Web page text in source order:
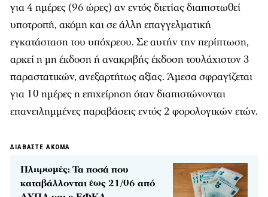
για 4 ημέρες (96 ώρες) αν εντός διετίας διαπιστωθεί
υποτροπή, ακόμη και σε άλλη επαγγελματική
εγκατάσταση του υπόχρεου. Σε αυτήν την περίπτωση,
αρκεί η μη έκδοση ή ανακριβής έκδοση τουλάχιστον 3
παραστατικών, ανεξαρτήτως αξίας. Άμεσα σφραγίζεται
για 10 ημέρες η επιχείρηση όταν διαπιστώνονται
επανειλημμένες παραβάσεις εντός 2 φορολογικών ετών.
ΔΙΑΒΑΣΤΕ ΑΚΟΜΑ
Πληρωμές: Τα ποσά που
καταβάλλονται έως 21/06 από